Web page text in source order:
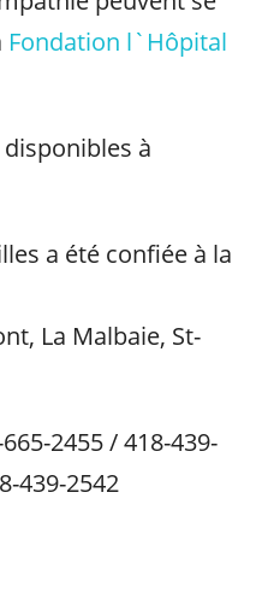
Fondation l`Hôpital
à
a été confiée à la
La Malbaie, St-
2455 / 418-439-
439-2542